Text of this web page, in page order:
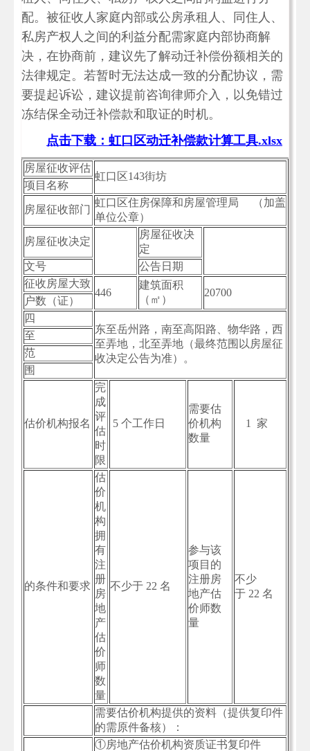
配。被征收人家庭内部或公房承租人、同住人、
私房产权人之间的利益分配需家庭内部协商解
决，在协商前，建议先了解动迁补偿份额相关的
法律规定。若暂时无法达成一致的分配协议，需
要提起诉讼，建议提前咨询律师介入，以免错过
冻结保全动迁补偿款和取证的时机。
点击下载：虹口区动迁补偿款计算工具.xlsx
房屋征收评估
虹口区143街坊
项目名称
房屋征收部门
虹口区住房保障和房屋管理局 （加盖
单位公章）
房屋征收决定
房屋征收决
定
文号
公告日期
征收房屋大致
446
建筑面积
（㎡）
20700
户数（证）
四
东至岳州路，南至高阳路、物华路，西
至弄地，北至弄地（最终范围以房屋征
收决定公告为准）。
至
范
围
估价机构报名
完
成
评
估
时
限
5 个工作日
需要估
价机构
数量
1 家
的条件和要求
估
价
机
构
拥
有
注
册
房
地
产
估
价
师
数
量
不少于 22 名
参与该
项目的
注册房
地产估
价师数
量
不少
于 22 名
需要估价机构提供的资料（提供复印件
的需原件备核）：
①房地产估价机构资质证书复印件